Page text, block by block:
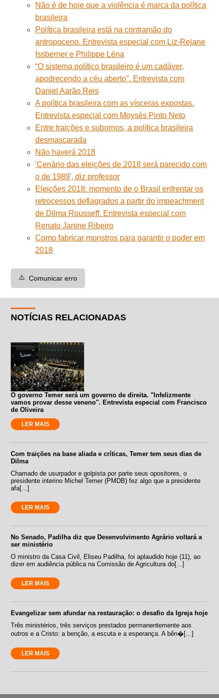
Não é de hoje que a violência é marca da política
brasileira
Política brasileira está na contramão do
antropoceno. Entrevista especial com Liz-Rejane
Issberner e Philippe Léna
“O sistema político brasileiro é um cadáver,
apodrecendo a céu aberto". Entrevista com
Daniel Aarão Reis
A política brasileira com as vísceras expostas.
Entrevista especial com Moysés Pinto Neto
Entre traições e subornos, a política brasileira
desmascarada
Não haverá 2018
'Cenário das eleições de 2018 será parecido com
o de 1989', diz professor
Eleições 2018: momento de o Brasil enfrentar os
retrocessos deflagrados a partir do impeachment
de Dilma Rousseff. Entrevista especial com
Renato Janine Ribeiro
Como fabricar monstros para garantir o poder em
2018
⚠️ Comunicar erro
NOTÍCIAS RELACIONADAS
O governo Temer será um governo de direita. "Infelizmente
vamos provar desse veneno". Entrevista especial com Francisco
de Oliveira
LER MAIS
Com traições na base aliada e críticas, Temer tem seus dias de
Dilma
Chamado de usurpador e golpista por parte seus opositores, o
presidente interino Michel Temer (PMDB) fez algo que a presidente
afa[...]
LER MAIS
No Senado, Padilha diz que Desenvolvimento Agrário voltará a
ser ministério
O ministro da Casa Civil, Eliseu Padilha, foi aplaudido hoje (11), ao
dizer em audiência pública na Comissão de Agricultura do[...]
LER MAIS
Evangelizar sem afundar na restauração: o desafio da Igreja hoje
Três ministérios, três serviços prestados permanentemente aos
outros e a Cristo: a benção, a escuta e a esperança. A bên�[...]
LER MAIS